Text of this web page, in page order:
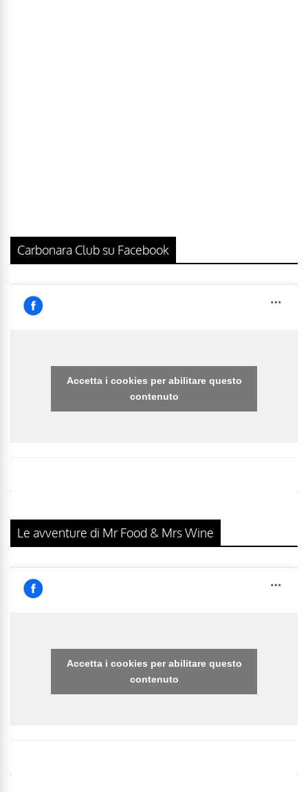
Carbonara Club su Facebook
Accetta i cookies per abilitare questo
contenuto
Le avventure di Mr Food & Mrs Wine
Accetta i cookies per abilitare questo
contenuto